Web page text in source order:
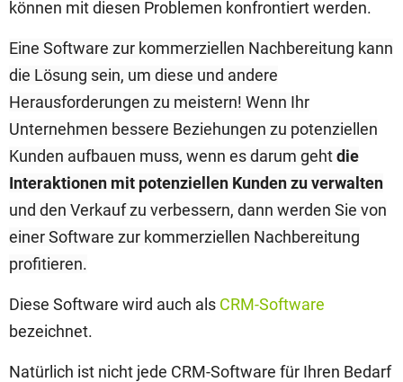
können mit diesen Problemen konfrontiert werden.
Eine Software zur kommerziellen Nachbereitung kann
die Lösung sein, um diese und andere
Herausforderungen zu meistern! Wenn Ihr
Unternehmen bessere Beziehungen zu potenziellen
Kunden aufbauen muss, wenn es darum gehtdie
Interaktionen mit potenziellen Kunden zu verwalten
und den Verkauf zu verbessern, dann werden Sie von
einer Software zur kommerziellen Nachbereitung
profitieren.
Diese Software wird auch als CRM-Software
bezeichnet.
Natürlich ist nicht jede CRM-Software für Ihren Bedarf